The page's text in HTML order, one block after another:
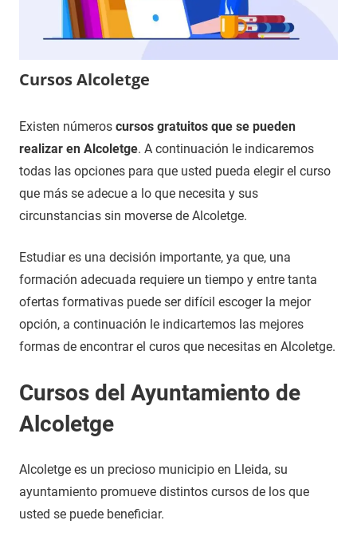
Cursos Alcoletge
20
de
diciembre
2020
Maria
Cursos
en
Lleida
Existen números cursos gratuitos que se pueden
realizar en Alcoletge. A continuación le indicaremos
todas las opciones para que usted pueda elegir el curso
que más se adecue a lo que necesita y sus
circunstancias sin moverse de Alcoletge.
Estudiar es una decisión importante, ya que, una
formación adecuada requiere un tiempo y entre tanta
ofertas formativas puede ser difícil escoger la mejor
opción, a continuación le indicartemos las mejores
formas de encontrar el curos que necesitas en Alcoletge.
Cursos del Ayuntamiento de
Alcoletge
Alcoletge es un precioso municipio en Lleida, su
ayuntamiento promueve distintos cursos de los que
usted se puede beneficiar.